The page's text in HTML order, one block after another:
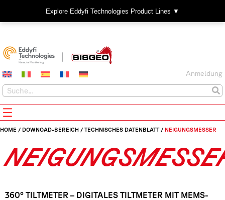
Explore Eddyfi Technologies Product Lines ▼
Anmeldung
HOME / DOWNOAD-BEREICH / TECHNISCHES DATENBLATT / NEIGUNGSMESSER
360° TILTMETER – DIGITALES TILTMETER MIT MEMS-